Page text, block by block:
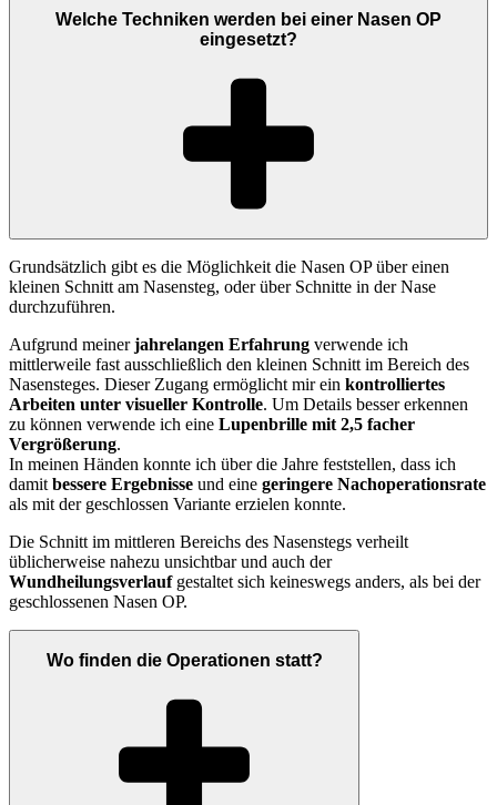
Welche Techniken werden bei einer Nasen OP
eingesetzt?
Grundsätzlich gibt es die Möglichkeit die Nasen OP über einen
kleinen Schnitt am Nasensteg, oder über Schnitte in der Nase
durchzuführen.
Aufgrund meinerjahrelangen Erfahrung verwende ich
mittlerweile fast ausschließlich den kleinen Schnitt im Bereich des
Nasensteges. Dieser Zugang ermöglicht mir ein kontrolliertes
Arbeiten unter visueller Kontrolle. Um Details besser erkennen
zu können verwende ich eine Lupenbrille mit 2,5 facher
Vergrößerung.
In meinen Händen konnte ich über die Jahre feststellen, dass ich
damit bessere Ergebnisse und eine geringere Nachoperationsrate
als mit der geschlossen Variante erzielen konnte.
Die Schnitt im mittleren Bereichs des Nasenstegs verheilt
üblicherweise nahezu unsichtbar und auch der
Wundheilungsverlaufgestaltet sich keineswegs anders, als bei der
geschlossenen Nasen OP.
Wo finden die Operationen statt?